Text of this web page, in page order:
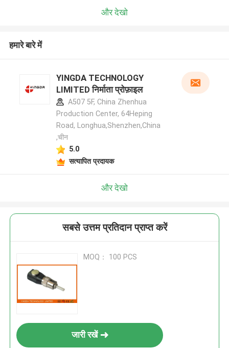
और देखो
हमारे बारे में
YINGDA TECHNOLOGY
LIMITED निर्माता प्रोफ़ाइल
A507 5F, China Zhenhua
Production Center, 64Heping
Road, Longhua,Shenzhen,China
,चीन
5.0
सत्यापित प्रदायक
और देखो
सबसे उत्तम प्रतिदान प्राप्त करें
MOQ： 100 PCS
जारी रखें